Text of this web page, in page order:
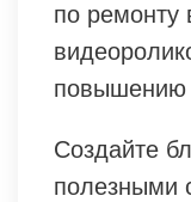
по ремонту
повышению
Создайте
полезными